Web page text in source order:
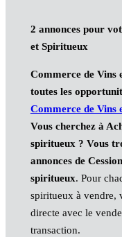
2 annonces pour
et Spiritueux
Commerce de Vins
toutes les
Commerce de Vins
Vous cherchez à
spiritueux ? Vous
annonces de
spiritueux. Pour
spiritueux à vendre,
directe avec le
transaction.